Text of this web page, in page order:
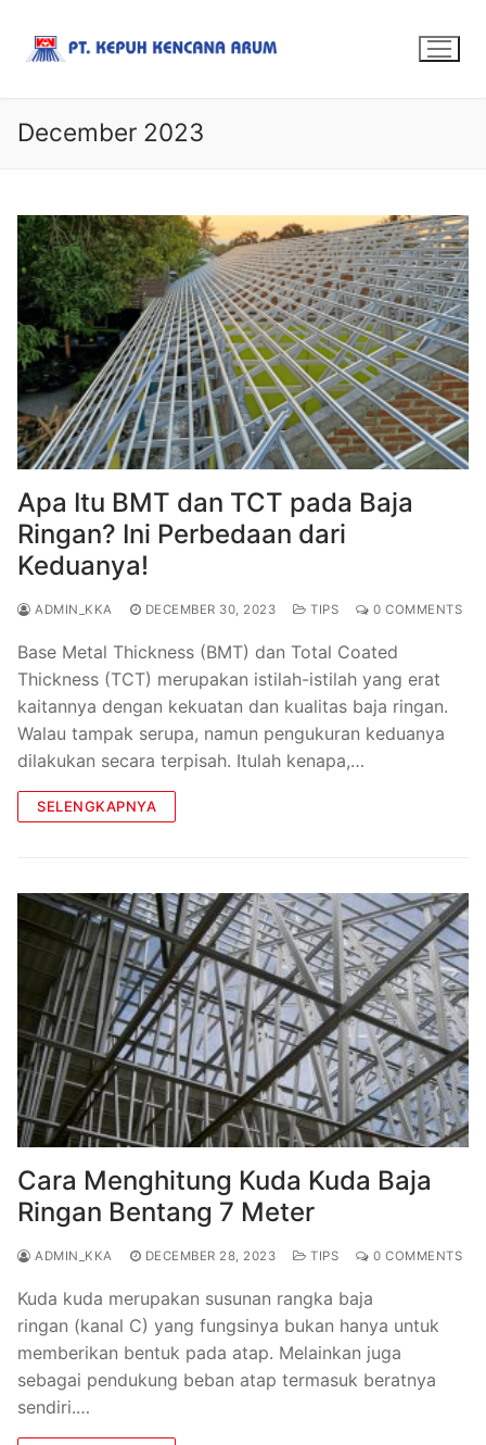
December 2023
Apa Itu BMT dan TCT pada Baja
Ringan? Ini Perbedaan dari
Keduanya!
ADMIN_KKA DECEMBER 30, 2023 TIPS 0 COMMENTS
Base Metal Thickness (BMT) dan Total Coated
Thickness (TCT) merupakan istilah-istilah yang erat
kaitannya dengan kekuatan dan kualitas baja ringan.
Walau tampak serupa, namun pengukuran keduanya
dilakukan secara terpisah. Itulah kenapa,…
SELENGKAPNYA
Cara Menghitung Kuda Kuda Baja
Ringan Bentang 7 Meter
ADMIN_KKA DECEMBER 28, 2023 TIPS 0 COMMENTS
Kuda kuda merupakan susunan rangka baja
ringan (kanal C) yang fungsinya bukan hanya untuk
memberikan bentuk pada atap. Melainkan juga
sebagai pendukung beban atap termasuk beratnya
sendiri.…